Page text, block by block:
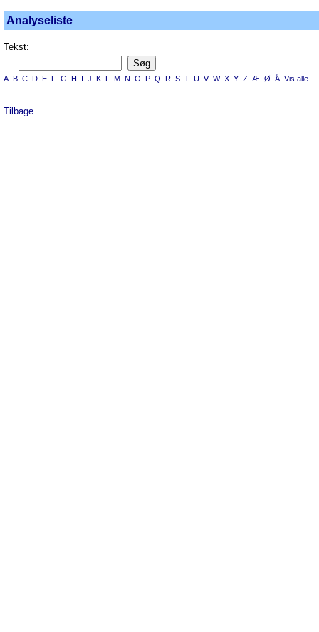
Analyseliste
Tekst:
A B C D E F G H I J K L M N O P Q R S T U V W X Y Z Æ Ø Å Vis alle
Tilbage